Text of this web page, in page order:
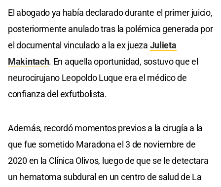
El abogado ya había declarado durante el primer juicio,
posteriormente anulado tras la polémica generada por
el documental vinculado a la ex jueza Julieta
Makintach. En aquella oportunidad, sostuvo que el
neurocirujano Leopoldo Luque era el médico de
confianza del exfutbolista.
Además, recordó momentos previos a la cirugía a la
que fue sometido Maradona el 3 de noviembre de
2020 en la Clínica Olivos, luego de que se le detectara
un hematoma subdural en un centro de salud de La